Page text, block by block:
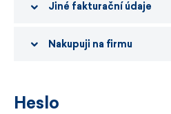
Jiné fakturační údaje
Nakupuji na firmu
Heslo